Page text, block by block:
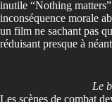
inutile “Nothing
inconséquence morale
un film ne sachant pas
réduisant presque à
Le
Les scènes de combat